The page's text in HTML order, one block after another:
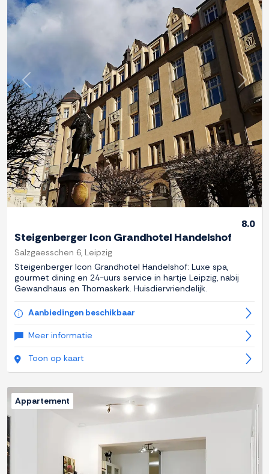
Previous Next
8.0
Steigenberger Icon Grandhotel Handelshof
Salzgaesschen 6, Leipzig
Steigenberger Icon Grandhotel Handelshof: Luxe spa,
gourmet dining en 24-uurs service in hartje Leipzig, nabij
Gewandhaus en Thomaskerk. Huisdiervriendelijk.
Aanbiedingen beschikbaar
Meer informatie
Toon op kaart
Appartement